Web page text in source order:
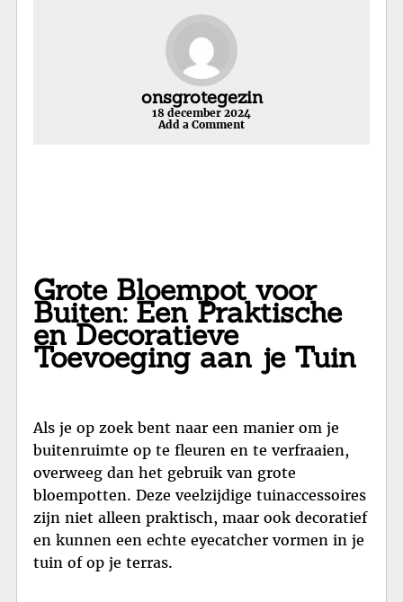
onsgrotegezin
18 december 2024
Add a Comment
Grote Bloempot voor
Buiten: Een Praktische
en Decoratieve
Toevoeging aan je Tuin
Als je op zoek bent naar een manier om je
buitenruimte op te fleuren en te verfraaien,
overweeg dan het gebruik van grote
bloempotten. Deze veelzijdige tuinaccessoires
zijn niet alleen praktisch, maar ook decoratief
en kunnen een echte eyecatcher vormen in je
tuin of op je terras.